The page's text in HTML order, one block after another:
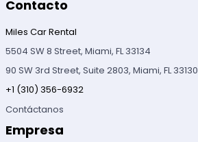
Contacto
Miles Car Rental
5504 SW 8 Street, Miami, FL 33134
90 SW 3rd Street, Suite 2803, Miami, FL 33130
+1 (310) 356-6932
Contáctanos
Empresa